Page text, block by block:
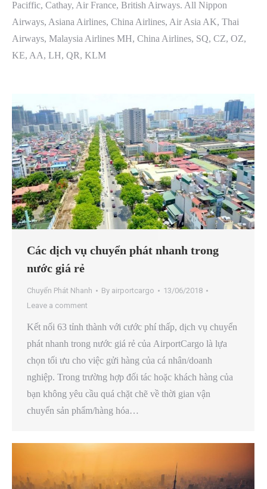
Paciffic, Cathay, Air France, British Airways. All Nippon
Airways, Asiana Airlines, China Airlines, Air Asia AK, Thai
Airways, Malaysia Airlines MH, China Airlines, SQ, CZ, OZ,
KE, AA, LH, QR, KLM
Các dịch vụ chuyển phát nhanh trong
nước giá rẻ
Chuyển Phát Nhanh By airportcargo
13/06/2018
Leave a comment
Kết nối 63 tỉnh thành với cước phí thấp, dịch vụ chuyển
phát nhanh trong nước giá rẻ của AirportCargo là lựa
chọn tối ưu cho việc gửi hàng của cá nhân/doanh
nghiệp. Trong trường hợp đối tác hoặc khách hàng của
bạn không yêu cầu quá chặt chẽ về thời gian vận
chuyển sản phẩm/hàng hóa…